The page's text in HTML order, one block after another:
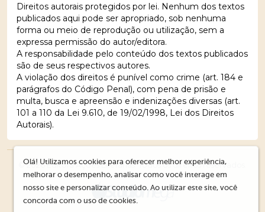
Direitos autorais protegidos por lei. Nenhum dos textos
publicados aqui pode ser apropriado, sob nenhuma
forma ou meio de reprodução ou utilização, sem a
expressa permissão do autor/editora.
A responsabilidade pelo conteúdo dos textos publicados
são de seus respectivos autores.
A violação dos direitos é punível como crime (art. 184 e
parágrafos do Código Penal), com pena de prisão e
multa, busca e apreensão e indenizações diversas (art.
101 a 110 da Lei 9.610, de 19/02/1998, Lei dos Direitos
Autorais).
© 2026 Editora Ações Literárias. Todos os direitos reservados.
Olá! Utilizamos cookies para oferecer melhor experiência,
melhorar o desempenho, analisar como você interage em
nosso site e personalizar conteúdo. Ao utilizar este site, você
concorda com o uso de cookies.